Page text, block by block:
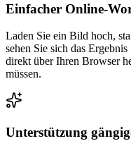
Einfacher Online-
Laden Sie ein Bild hoch,
sehen Sie sich das
direkt über Ihren Browser
müssen.
Unterstützung